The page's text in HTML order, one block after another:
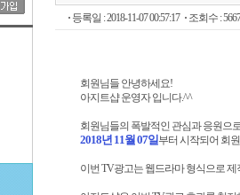
등록일 : 2018-11-07 00:57:17 조회수 :
회원님들 안녕하세요!
아지트샵 운영자 입니다.^^
회원님들의 폭발적인 관심과 응원으
2018년 11월 07일부터 시작되어 회
이번 TV광고는 웹드라마 형식으로